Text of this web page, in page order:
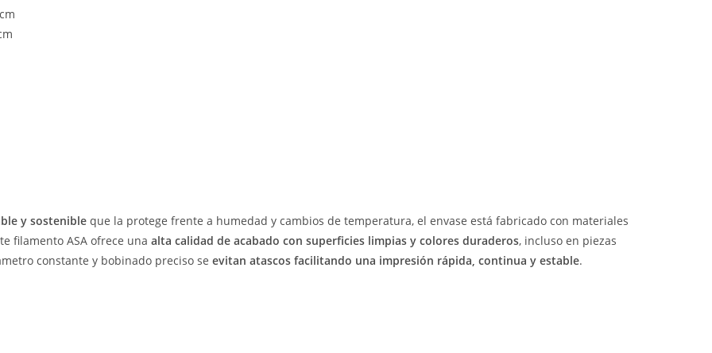
y sostenible que la protege frente a humedad y cambios de temperatura, el envase está fabricado con materiales
filamento ASA ofrece una alta calidad de acabado con superficies limpias y colores duraderos, incluso en piezas
constante y bobinado preciso se evitan atascos facilitando una impresión rápida, continua y estable.